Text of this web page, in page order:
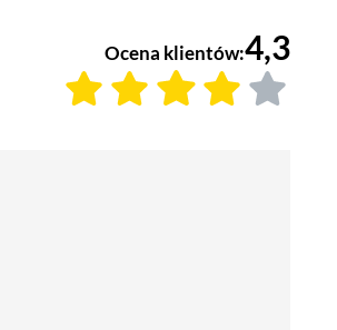
Ocena klientów:4,3